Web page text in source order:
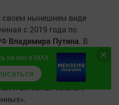
своем нынешнем виде
с 2019 года по
Владимира Путина. В
Федеральному
анонсировал новые
«Кадры», «Молодежь
и активная жизнь»,
на нас в MAX